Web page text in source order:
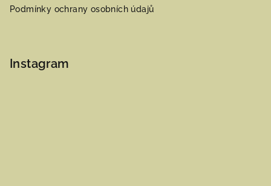
Podmínky ochrany osobních údajů
Instagram